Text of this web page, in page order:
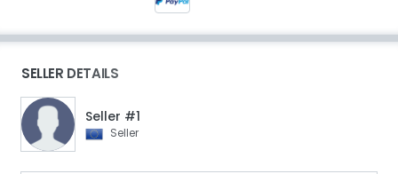
SELLER DETAILS
Seller #1
Seller